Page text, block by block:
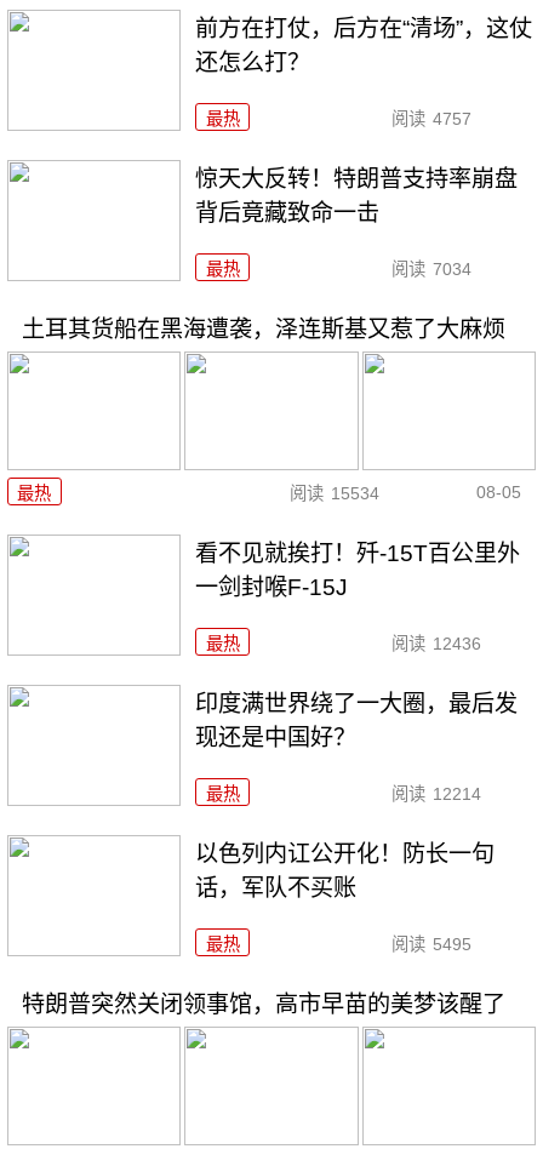
前方在打仗，后方在“清场”，这仗
还怎么打？
最热 阅读 4757
惊天大反转！特朗普支持率崩盘
背后竟藏致命一击
最热 阅读 7034
土耳其货船在黑海遭袭，泽连斯基又惹了大麻烦
最热 阅读 15534 08-05
看不见就挨打！歼-15T百公里外
一剑封喉F-15J
最热 阅读 12436
印度满世界绕了一大圈，最后发
现还是中国好？
最热 阅读 12214
以色列内讧公开化！防长一句
话，军队不买账
最热 阅读 5495
特朗普突然关闭领事馆，高市早苗的美梦该醒了